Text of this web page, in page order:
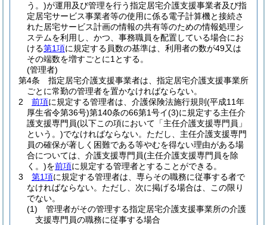
う。)が運用及び管理を行う指定居宅介護支援事業者及び指
定居宅サービス事業者等の使用に係る電子計算機と接続さ
れた居宅サービス計画の情報の共有等のための情報処理シ
ステムを利用し、かつ、事務職員を配置している場合にお
ける第1項に規定する員数の基準は、利用者の数が49又は
その端数を増すごとに1とする。
(管理者)
第4条
指定居宅介護支援事業者は、指定居宅介護支援事業所
ごとに常勤の管理者を置かなければならない。
2
前項に規定する管理者は、介護保険法施行規則 (平成11年
厚生省令第36号)第140条の66第1号イ(3)に規定する主任介
護支援専門員(以下この項において「主任介護支援専門員」
という。)でなければならない。 ただし、主任介護支援専門
員の確保が著しく困難である等やむを得ない理由がある場
合については、介護支援専門員(主任介護支援専門員を除
く。)を前項に規定する管理者とすることができる。
3
第1項に規定する管理者は、専らその職務に従事する者で
なければならない。 ただし、次に掲げる場合は、この限り
でない。
(1)
管理者がその管理する指定居宅介護支援事業所の介護
支援専門員の職務に従事する場合